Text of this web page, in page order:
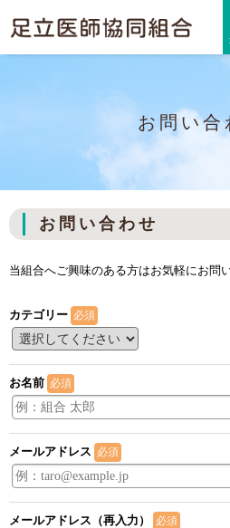
お問い合
お問い合わせ
当組合へご興味のある方はお気軽にお問
カテゴリー 必須
お名前 必須
メールアドレス 必須
メールアドレス（再入力） 必須